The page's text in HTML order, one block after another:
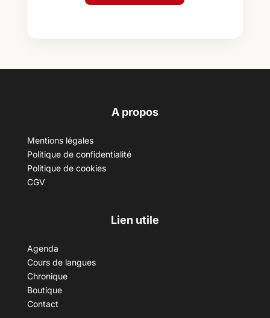
A propos
Mentions légales
Politique de confidentialité
Politique de cookies
CGV
Lien utile
Agenda
Cours de langues
Chronique
Boutique
Contact